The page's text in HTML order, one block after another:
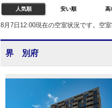
人気順 安い順 高
8月7日12:00現在の空室状況です。空
界 別府